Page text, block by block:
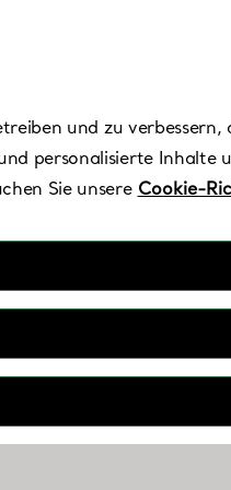
und zu verbessern,
personalisierte Inhalte
Sie unsere Cookie-